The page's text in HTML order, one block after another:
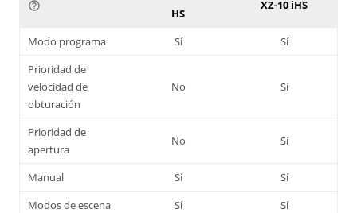
help_outline
HS
XZ-10 iHS
Modo programa Sí
Sí
Prioridad de
velocidad de
obturación
No Sí
Prioridad de
apertura
No Sí
Manual Sí
Sí
Modos de escena
Sí Sí